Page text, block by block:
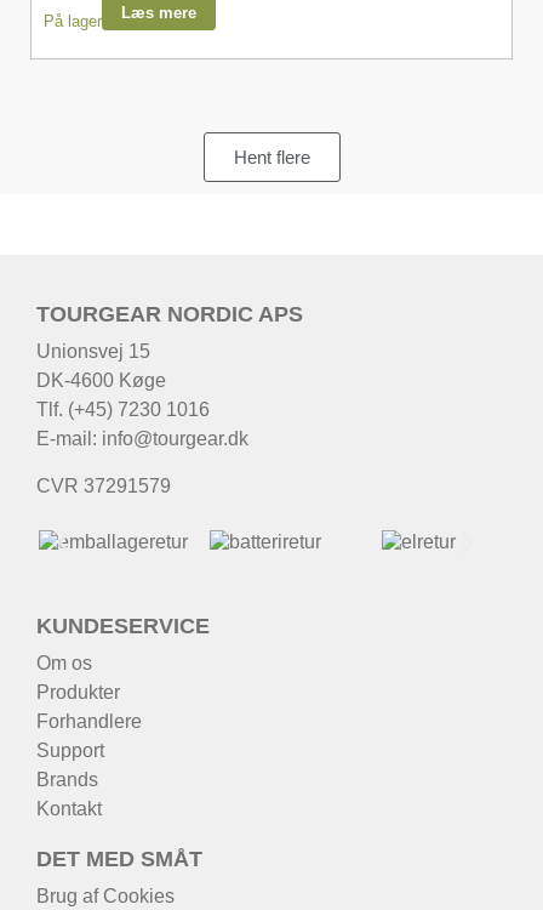
På lager Læs mere
Hent flere
TOURGEAR NORDIC APS
Unionsvej 15
DK-4600 Køge
Tlf. (+45) 7230 1016
E-mail: info@tourgear.dk
CVR 37291579
KUNDESERVICE
Om os
Produkter
Forhandlere
Support
Brands
Kontakt
DET MED SMÅT
Brug af Cookies